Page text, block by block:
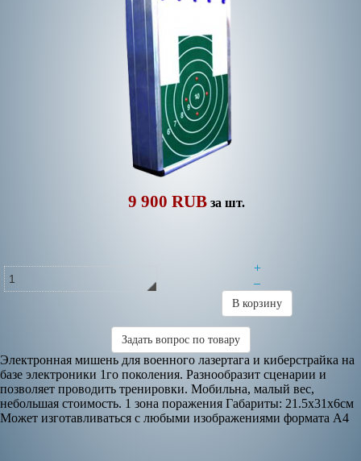
9 900 RUB за шт.
+
–
В корзину
Задать вопрос по товару
Электронная мишень для военного лазертага и киберстрайка на
базе электроники 1го поколения. Разнообразит сценарии и
позволяет проводить тренировки. Мобильна, малый вес,
небольшая стоимость. 1 зона поражения Габариты: 21.5х31х6см
Может изготавливаться с любыми изображениями формата А4